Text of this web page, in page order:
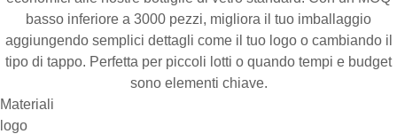
basso inferiore a 3000 pezzi, migliora il tuo imballaggio
aggiungendo semplici dettagli come il tuo logo o cambiando il
tipo di tappo. Perfetta per piccoli lotti o quando tempi e budget
sono elementi chiave.
Materiali
logo